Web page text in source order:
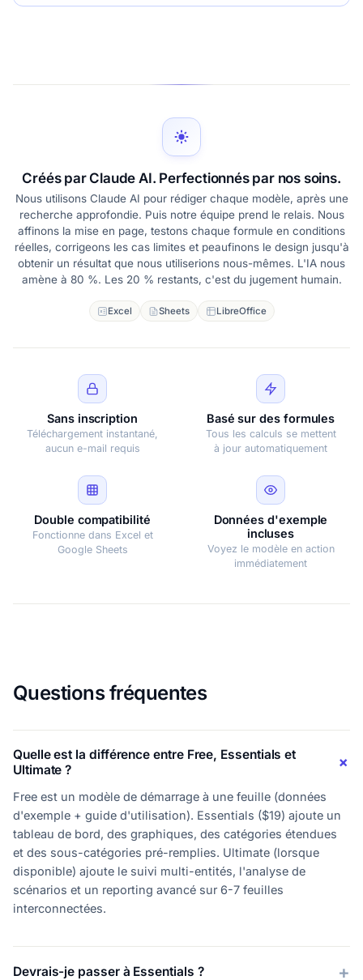
Créés par Claude AI. Perfectionnés par nos soins.
Nous utilisons Claude AI pour rédiger chaque modèle, après une
recherche approfondie. Puis notre équipe prend le relais. Nous
affinons la mise en page, testons chaque formule en conditions
réelles, corrigeons les cas limites et peaufinons le design jusqu'à
obtenir un résultat que nous utiliserions nous-mêmes. L'IA nous
amène à 80 %. Les 20 % restants, c'est du jugement humain.
Excel Sheets LibreOffice
Sans inscription
Téléchargement instantané,
aucun e-mail requis
Basé sur des formules
Tous les calculs se mettent
à jour automatiquement
Double compatibilité
Fonctionne dans Excel et
Google Sheets
Données d'exemple
incluses
Voyez le modèle en action
immédiatement
Questions fréquentes
Quelle est la différence entre Free, Essentials et
Ultimate ?
Free est un modèle de démarrage à une feuille (données
d'exemple + guide d'utilisation). Essentials ($19) ajoute un
tableau de bord, des graphiques, des catégories étendues
et des sous-catégories pré-remplies. Ultimate (lorsque
disponible) ajoute le suivi multi-entités, l'analyse de
scénarios et un reporting avancé sur 6-7 feuilles
interconnectées.
Devrais-je passer à Essentials ?